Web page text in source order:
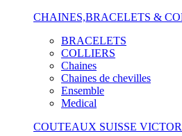
CHAINES,BRACELETS &
BRACELETS
COLLIERS
Chaines
Chaines de chevilles
Ensemble
Medical
COUTEAUX SUISSE